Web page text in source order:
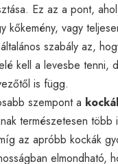
Ez az a pont,
kőkemény, vagy
szabály az,
kell a levesbe tenni,
is függ.
szempont a
természetesen több
az apróbb kockák
elmondható,